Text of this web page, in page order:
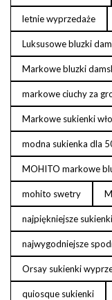
letnie wyprzedaże
Luksusowe bluzki
Markowe bluzki
markowe ciuchy za
Markowe sukienki
modna sukienka dla
MOHITO markowe
mohito swetry
najpiękniejsze
najwygodniejsze
Orsay sukienki
quiosque sukienki